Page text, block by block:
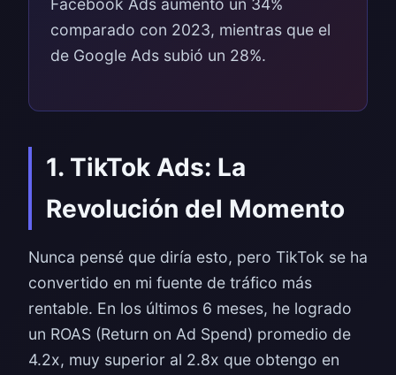
Facebook Ads aumentó un 34%
comparado con 2023, mientras que el
de Google Ads subió un 28%.
1. TikTok Ads: La
Revolución del Momento
Nunca pensé que diría esto, pero TikTok se ha
convertido en mi fuente de tráfico más
rentable. En los últimos 6 meses, he logrado
un ROAS (Return on Ad Spend) promedio de
4.2x, muy superior al 2.8x que obtengo en